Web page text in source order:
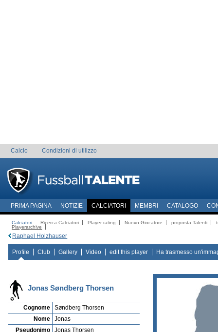
Calcio Condizioni di utilizzo
PRIMA PAGINA NOTIZIE CALCIATORI MEMBRI CATALOGO
Calciatori Ricerca Calciatori Player rating Nuovo Giocatore proposta Talenti
Playerarchive
Raphael Holzhauser
Profile Club Gallery Video edit this player Ha trasmesso
Jonas Søndberg Thorsen
Cognome
Søndberg Thorsen
Nome
Jonas
Pseudonimo
Jonas Thorsen